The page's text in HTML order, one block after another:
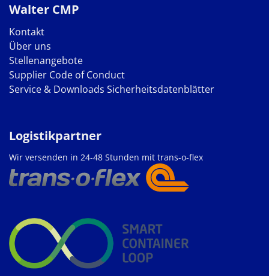
Walter CMP
Kontakt
Über uns
Stellenangebote
Supplier Code of Conduct
Service & Downloads Sicherheitsdatenblätter
Logistikpartner
Wir versenden in 24-48 Stunden mit trans-o-flex